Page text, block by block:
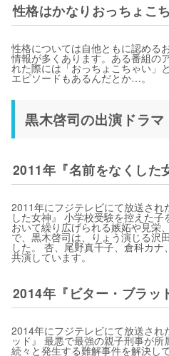
性格はかなりおっちょこ
性格については自他ともに認める
情報が多くあります。ある番組の
れた際には「おっちょこちゃい」
エピソードもあるんだとか…。
黒木啓司の出演ドラマ
2011年『名前をなくした
2011年にフジテレビにて放送され
した女神』 小学校受験を控えた
おいて繰り広げられる嫉妬や見栄
で、黒木啓司は、りょう演じる沢
した。 杏、尾野真千子、倉科カ
共演しています。
2014年『ビター・ブラッ
2014年にフジテレビにて放送され
ッド』 最悪で最強の親子刑事が所
続々と発生する難解事件を解決し